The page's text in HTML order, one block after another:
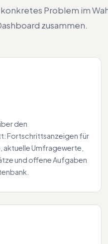
Problem im
zusammen.
den
Fortschrittsanzeigen für
aktuelle Umfragewerte,
und offene Aufgaben